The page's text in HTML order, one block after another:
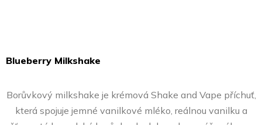
Blueberry Milkshake
Borůvkový milkshake je krémová Shake and Vape příchuť,
která spojuje jemné vanilkové mléko, reálnou vanilku a
hodnocení
produktu